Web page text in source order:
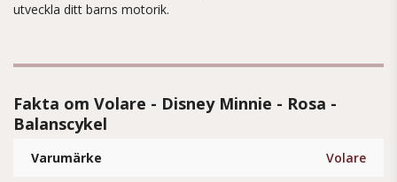
utveckla ditt barns motorik.
Fakta om Volare - Disney Minnie - Rosa -
Balanscykel
Varumärke Volare